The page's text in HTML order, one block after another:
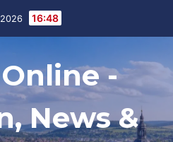
16:48
-
News &